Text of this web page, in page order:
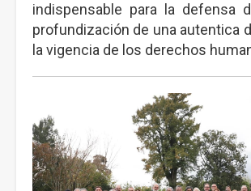
indispensable para la defensa
profundización de una autentica
la vigencia de los derechos